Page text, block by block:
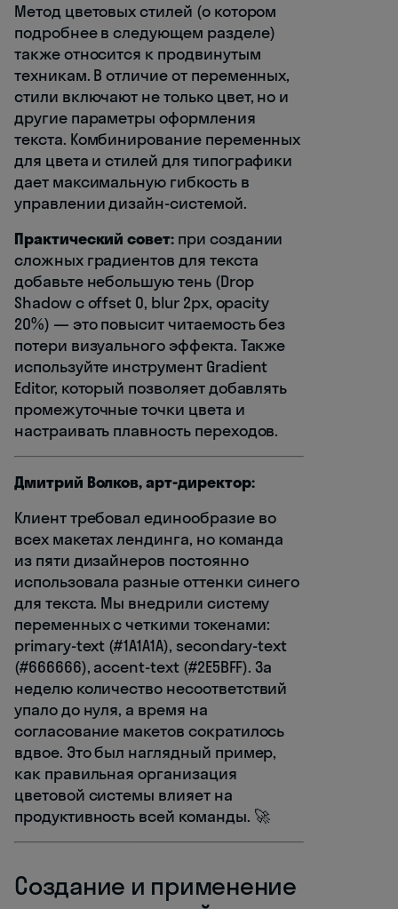
Метод цветовых стилей (о котором
подробнее в следующем разделе)
также относится к продвинутым
техникам. В отличие от переменных,
стили включают не только цвет, но и
другие параметры оформления
текста. Комбинирование переменных
для цвета и стилей для типографики
дает максимальную гибкость в
управлении дизайн-системой.
Практический совет: при создании
сложных градиентов для текста
добавьте небольшую тень (Drop
Shadow с offset 0, blur 2px, opacity
20%) — это повысит читаемость без
потери визуального эффекта. Также
используйте инструмент Gradient
Editor, который позволяет добавлять
промежуточные точки цвета и
настраивать плавность переходов.
Дмитрий Волков, арт-директор:
Клиент требовал единообразие во
всех макетах лендинга, но команда
из пяти дизайнеров постоянно
использовала разные оттенки синего
для текста. Мы внедрили систему
переменных с четкими токенами:
primary-text (#1A1A1A), secondary-text
(#666666), accent-text (#2E5BFF). За
неделю количество несоответствий
упало до нуля, а время на
согласование макетов сократилось
вдвое. Это был наглядный пример,
как правильная организация
цветовой системы влияет на
продуктивность всей команды. 🚀
Создание и применение